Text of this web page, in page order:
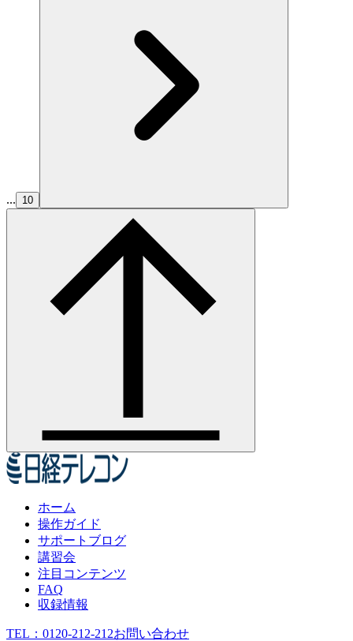
... 10
ホーム
操作ガイド
サポートブログ
講習会
注目コンテンツ
FAQ
収録情報
TEL： 0120-212-212お問い合わせ